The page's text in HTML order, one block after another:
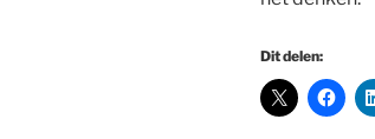
Dit delen: